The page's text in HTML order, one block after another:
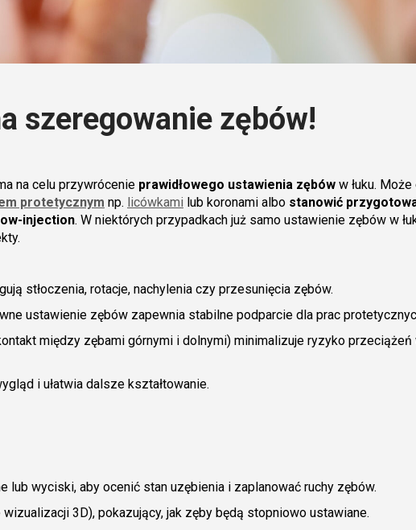
szeregowanie zębów!
na celu przywrócenie prawidłowego ustawienia zębów w łuku.
protetycznym np. licówkami lub koronami albo stanowić
injection. W niektórych przypadkach już samo ustawienie zębów w
stłoczenia, rotacje, nachylenia czy przesunięcia zębów.
ustawienie zębów zapewnia stabilne podparcie dla prac
między zębami górnymi i dolnymi) minimalizuje ryzyko przeciążeń
i ułatwia dalsze kształtowanie.
lub wyciski, aby ocenić stan uzębienia i zaplanować ruchy zębów.
3D), pokazujący, jak zęby będą stopniowo ustawiane.